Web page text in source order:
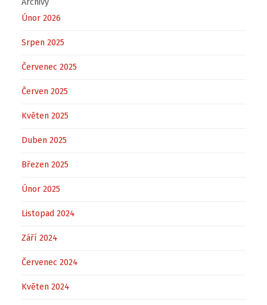
Archivy
Únor 2026
Srpen 2025
Červenec 2025
Červen 2025
Květen 2025
Duben 2025
Březen 2025
Únor 2025
Listopad 2024
Září 2024
Červenec 2024
Květen 2024